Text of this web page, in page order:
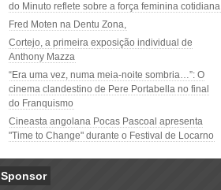
do Minuto reflete sobre a força feminina cotidiana
Fred Moten na Dentu Zona,
Cortejo, a primeira exposição individual de
Anthony Mazza
“Era uma vez, numa meia-noite sombria…”: O
cinema clandestino de Pere Portabella no final
do Franquismo
Cineasta angolana Pocas Pascoal apresenta
"Time to Change" durante o Festival de Locarno
Sponsor